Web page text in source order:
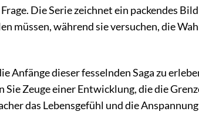
Die Serie zeichnet ein packendes
müssen, während sie versuchen, die
Anfänge dieser fesselnden Saga zu
Zeuge einer Entwicklung, die die
das Lebensgefühl und die